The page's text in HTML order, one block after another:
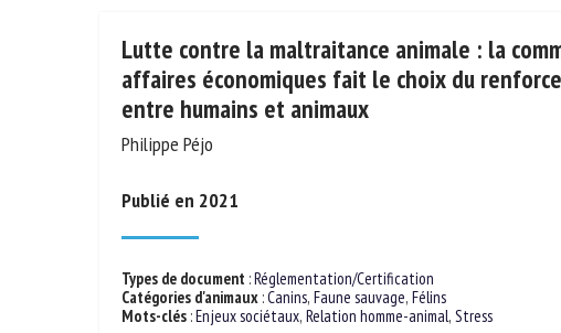
Lutte contre la maltraitance animale : la
affaires économiques fait le choix du
entre humains et animaux
Philippe Péjo
Publié en 2021
Types de document :Réglementation/Certification
Catégories d'animaux :Canins, Faune sauvage, Félins
Mots-clés :Enjeux sociétaux, Relation homme-animal, Stress